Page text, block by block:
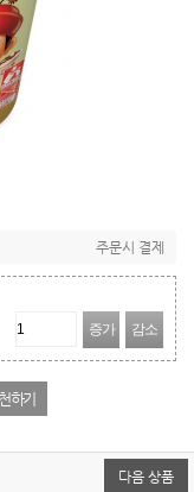
주문시 결제
증가
감소
하기
다음 상품